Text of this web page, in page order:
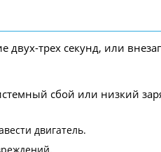
трех секунд, или
сбой или низкий
двигатель.